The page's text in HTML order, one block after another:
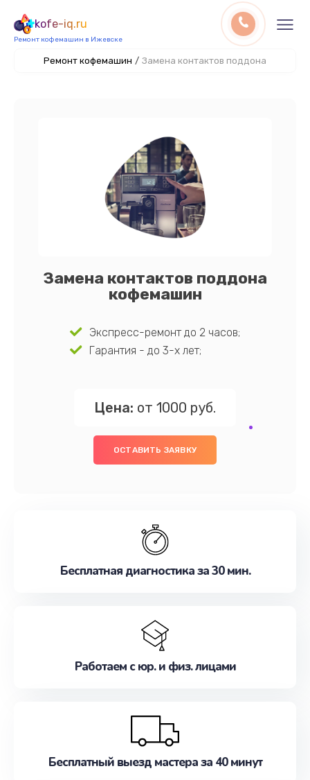
kofe-iq.ru
Ремонт кофемашин в Ижевске
Ремонт кофемашин / Замена контактов поддона
Замена контактов поддона
кофемашин
Экспресс-ремонт до 2 часов;
Гарантия - до 3-х лет;
Цена: от 1000 руб.
ОСТАВИТЬ ЗАЯВКУ
Бесплатная диагностика за 30 мин.
Работаем с юр. и физ. лицами
Бесплатный выезд мастера за 40 минут